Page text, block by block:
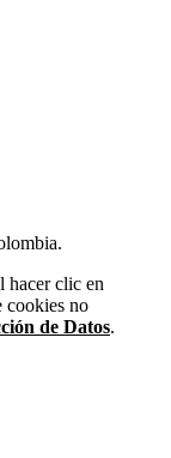
hacer clic en
cookies no
de Datos.